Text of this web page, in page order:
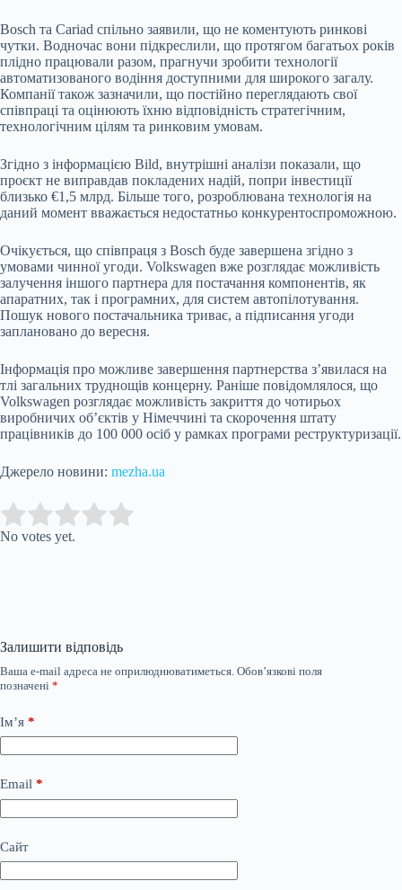
Bosch та Cariad спільно заявили, що не коментують ринкові
чутки. Водночас вони підкреслили, що протягом багатьох років
плідно працювали разом, прагнучи зробити технології
автоматизованого водіння доступними для широкого загалу.
Компанії також зазначили, що постійно переглядають свої
співпраці та оцінюють їхню відповідність стратегічним,
технологічним цілям та ринковим умовам.
Згідно з інформацією Bild, внутрішні аналізи показали, що
проєкт не виправдав покладених надій, попри інвестиції
близько €1,5 млрд. Більше того, розроблювана технологія на
даний момент вважається недостатньо конкурентоспроможною.
Очікується, що співпраця з Bosch буде завершена згідно з
умовами чинної угоди. Volkswagen вже розглядає можливість
залучення іншого партнера для постачання компонентів, як
апаратних, так і програмних, для систем автопілотування.
Пошук нового постачальника триває, а підписання угоди
заплановано до вересня.
Інформація про можливе завершення партнерства з’явилася на
тлі загальних труднощів концерну. Раніше повідомлялося, що
Volkswagen розглядає можливість закриття до чотирьох
виробничих об’єктів у Німеччині та скорочення штату
працівників до 100 000 осіб у рамках програми реструктуризації.
Джерело новини: mezha.ua
Rate this item:
No votes yet.
Залишити відповідь
Ваша e-mail адреса не оприлюднюватиметься. Обов’язкові поля
позначені *
Ім’я *
Email *
Сайт